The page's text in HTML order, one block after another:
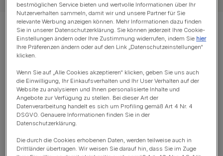
Displaying 12 of 16 articles
Meistgelesene Artikel
Einen Hund adoptieren
Was Qualzucht für Haustiere
bedeutet
bestmöglichen Service bieten und wertvolle Informationen über Ihr
Nutzerverhalten sammeln, damit wir und unsere Partner für Sie
relevante Werbung anzeigen können. Mehr Informationen dazu finden
Sie in unserer Datenschutzerklärung. Sie können jederzeit Ihre Cookie-
Einstellungen ändern oder Ihre Zustimmung widerrufen, indem Sie hier
Ihre Präferenzen ändern oder auf den Link „Datenschutzeinstellungen“
klicken.
Wenn Sie auf „Alle Cookies akzeptieren“ klicken, geben Sie uns auch
die Einwilligung, Ihr Einkaufsverhalten und Ihr User Verhalten auf der
Website zu analysieren und Ihnen personalisierte Inhalte und
Angebote zur Verfügung zu stellen. Bei dieser Art der
Datenverarbeitung handelt es sich um Profiling gemäß Art 4 Nr. 4
DSGVO. Genauere Informationen finden Sie in der
Datenschutzerklärung.
Die durch die Cookies erhobenen Daten, werden teilweise auch in
Drittländer übertragen. Wir weisen Sie darauf hin, dass Sie im Zuge